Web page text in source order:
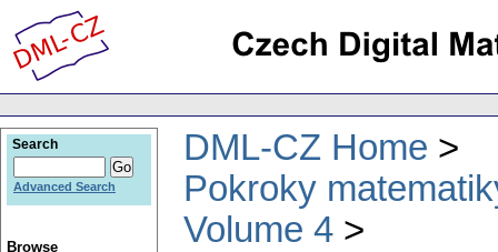
DML-CZ Home
Pokroky
Volume 4
Search
Advanced Search
Browse